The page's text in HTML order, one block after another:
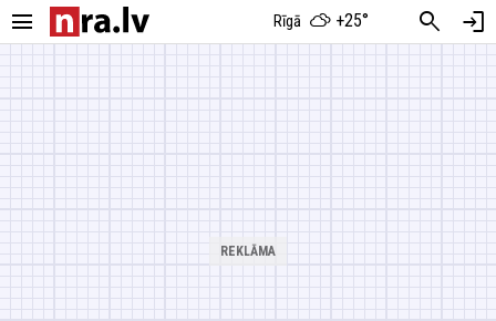
menu Rīgā +25° search login